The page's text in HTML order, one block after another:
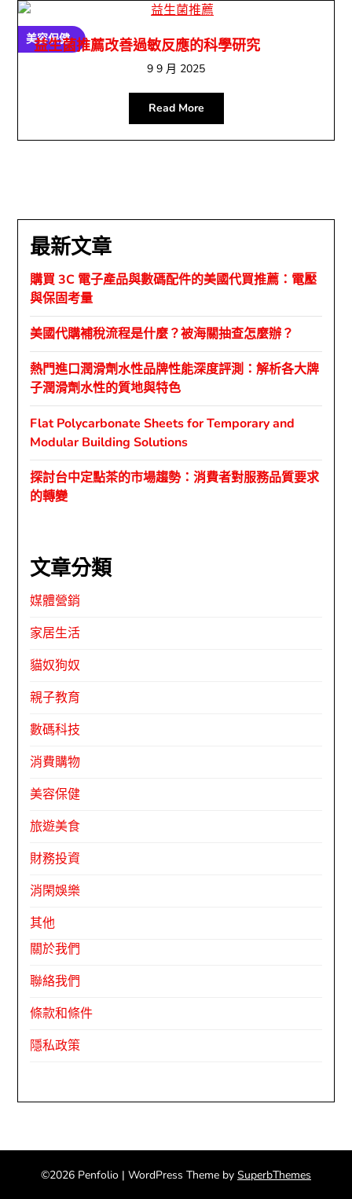
美容保健
益生菌推薦改善過敏反應的科學研究
9 9 月 2025
Read More
最新文章
購買 3C 電子產品與數碼配件的美國代買推薦：電壓
與保固考量
美國代購補稅流程是什麼？被海關抽查怎麼辦？
熱門進口潤滑劑水性品牌性能深度評測：解析各大牌
子潤滑劑水性的質地與特色
Flat Polycarbonate Sheets for Temporary and
Modular Building Solutions
探討台中定點茶的市場趨勢：消費者對服務品質要求
的轉變
文章分類
媒體營銷
家居生活
貓奴狗奴
親子教育
數碼科技
消費購物
美容保健
旅遊美食
財務投資
消閑娛樂
其他
關於我們
聯絡我們
條款和條件
隱私政策
©2026 Penfolio | WordPress Theme by SuperbThemes